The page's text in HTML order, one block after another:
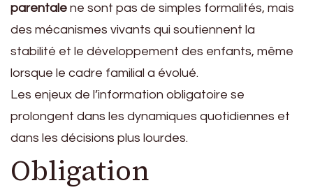
parentale ne sont pas de simples formalités, mais
des mécanismes vivants qui soutiennent la
stabilité et le développement des enfants, même
lorsque le cadre familial a évolué.
Les enjeux de l’information obligatoire se
prolongent dans les dynamiques quotidiennes et
dans les décisions plus lourdes.
Obligation